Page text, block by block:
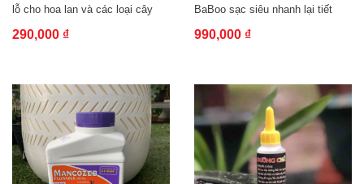
lỗ cho hoa lan và các loại cây
290,000 ₫
BaBoo sạc siêu nhanh lại tiết
990,000 ₫